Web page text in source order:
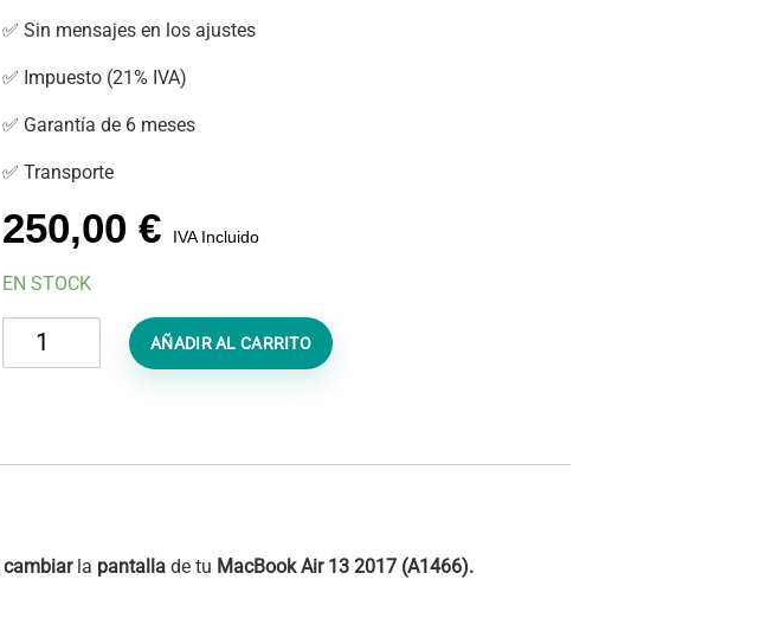
✅ Sin mensajes en los ajustes
✅ Impuesto (21% IVA)
✅ Garantía de 6 meses
✅ Transporte
250,00 € IVA Incluido
EN STOCK
Cambiar
Pantalla
2017
AÑADIR AL CARRITO
cambiarla pantalla de tu MacBook Air 13 2017 (A1466).